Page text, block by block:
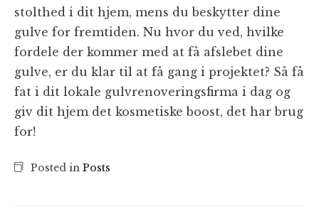
stolthed i dit hjem, mens du beskytter dine
gulve for fremtiden. Nu hvor du ved, hvilke
fordele der kommer med at få afslebet dine
gulve, er du klar til at få gang i projektet? Så få
fat i dit lokale gulvrenoveringsfirma i dag og
giv dit hjem det kosmetiske boost, det har brug
for!
Posted in Posts